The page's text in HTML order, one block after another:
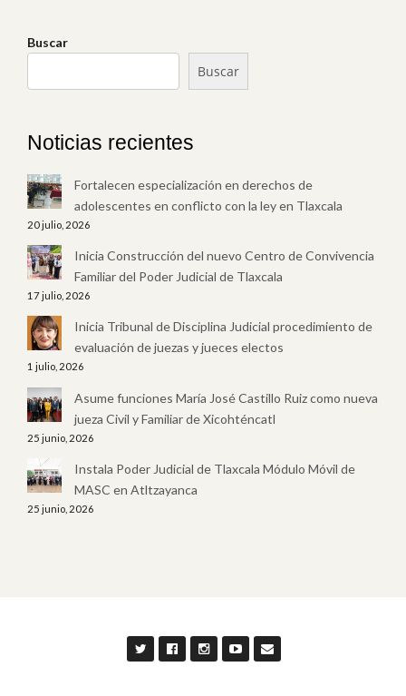
Buscar
Buscar
Noticias recientes
Fortalecen especialización en derechos de
adolescentes en conflicto con la ley en Tlaxcala
20 julio, 2026
Inicia Construcción del nuevo Centro de Convivencia
Familiar del Poder Judicial de Tlaxcala
17 julio, 2026
Inicia Tribunal de Disciplina Judicial procedimiento de
evaluación de juezas y jueces electos
1 julio, 2026
Asume funciones María José Castillo Ruiz como nueva
jueza Civil y Familiar de Xicohténcatl
25 junio, 2026
Instala Poder Judicial de Tlaxcala Módulo Móvil de
MASC en Atltzayanca
25 junio, 2026